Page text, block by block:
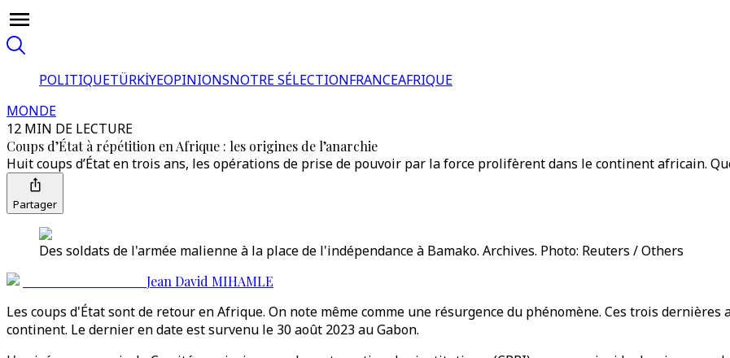
POLITIQUETÜRKİYEOPINIONSNOTRE SÉLECTIONFRANCEAFRIQUE
MONDE
12 MIN DE LECTURE
Coups d’État à répétition en Afrique : les origines de l’anarchie
Huit coups d’État en trois ans, les opérations de prise de pouvoir par la force prolifèrent dans le continent africain.
Partager
Des soldats de l'armée malienne à la place de l'indépendance à Bamako. Archives. Photo: Reuters / Others
Jean David MIHAMLE
Les coups d'État sont de retour en Afrique. On note même comme une résurgence du phénomène. Ces trois
continent. Le dernier en date est survenu le 30 août 2023 au Gabon.